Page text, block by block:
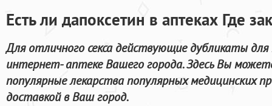
Есть ли дапоксетин в аптеках Где
Для отличного секса действующие дубликаты
интернет- аптеке Вашего города. Здесь Вы
популярные лекарства популярных медицинских
доставкой в Ваш город.